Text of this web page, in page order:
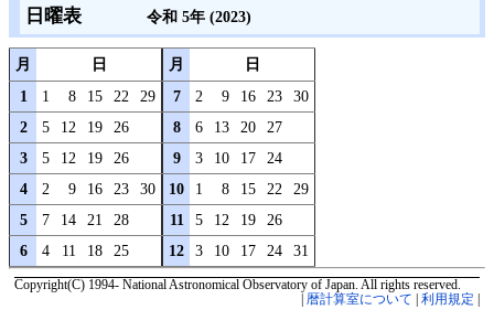
日曜表令和 5年 (2023)
月
日
1
1 8 15 22
29
2
5 12 19
26
3
5 12 19
26
4
2 9 16 23
30
5
7 14 21
28
6
4 11 18 25
月
日
7
2 9 16 23
30
8
6 13 20
27
9
3 10 17
24
10
1 8 15 22
29
11
5 12 19
26
12
3 10 17 24 31
Copyright(C) 1994- National Astronomical Observatory of Japan. All rights reserved.
暦計算室について 利用規定